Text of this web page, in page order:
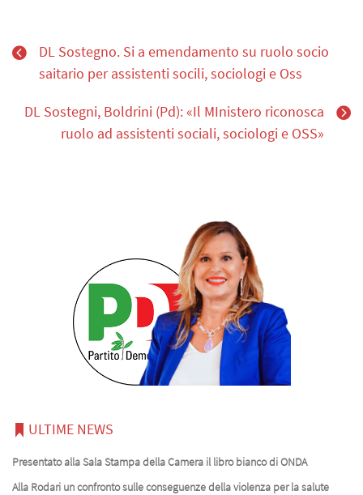
DL Sostegno. Si a emendamento su ruolo socio
saitario per assistenti socili, sociologi e Oss
DL Sostegni, Boldrini (Pd): «Il MInistero riconosca
ruolo ad assistenti sociali, sociologi e OSS»
ULTIME NEWS
Presentato alla Sala Stampa della Camera il libro bianco di ONDA
Alla Rodari un confronto sulle conseguenze della violenza per la salute